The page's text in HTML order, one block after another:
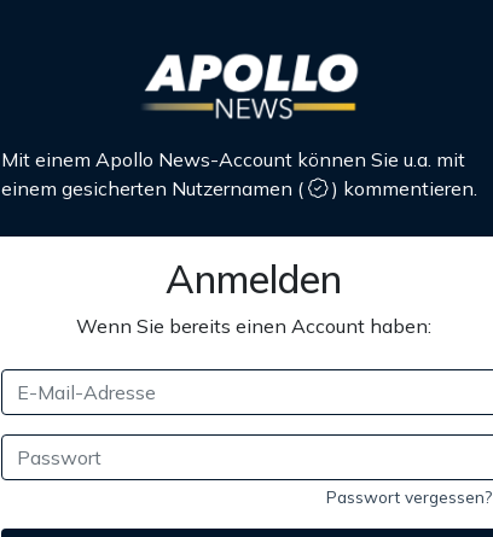
Mit einem Apollo News-Account können Sie u.a. mit
einem gesicherten Nutzernamen ( ) kommentieren.
Anmelden
Wenn Sie bereits einen Account haben:
Passwort vergessen?